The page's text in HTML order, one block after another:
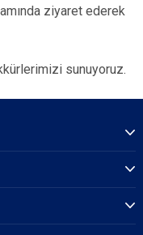
ziyaret ederek
sunuyoruz.